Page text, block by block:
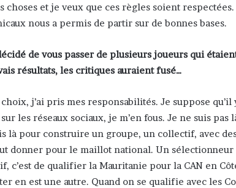
choses et je veux que ces règles soient
nous a permis de partir sur de bonnes bases.
de vous passer de plusieurs joueurs qui
résultats, les critiques auraient fusé…
choix, j’ai pris mes responsabilités. Je suppose
les réseaux sociaux, je m’en fous. Je ne suis
là pour construire un groupe, un collectif, avec
donner pour le maillot national. Un sélectionneur
c’est de qualifier la Mauritanie pour la CAN en
en est une autre. Quand on se qualifie avec les